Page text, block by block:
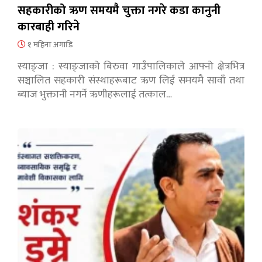
सहकारीको ऋण समयमै चुक्ता नगरे कडा कानुनी
कारबाही गरिने
१ महिना अगाडि
स्याङ्जा : स्याङ्जाको बिरुवा गाउँपालिकाले आफ्नो क्षेत्रभित्र
सञ्चालित सहकारी संस्थाहरूबाट ऋण लिई समयमै सावाँ तथा
ब्याज भुक्तानी नगर्ने ऋणीहरूलाई तत्काल…